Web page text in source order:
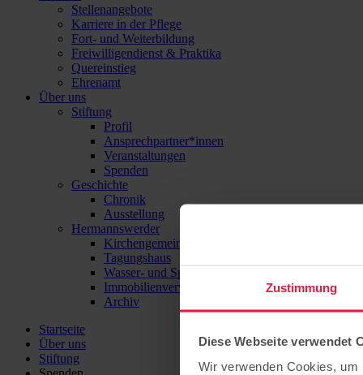
Zustimmung
Diese Webseite verwendet
Wir verwenden Cookies,
Stellenangebote
Karriere in der Pflege
Fort- und Weiterbildung
Freiwilligendienst & Praktika
Quereinstieg
Ehrenamt
Über uns
Stiftung
Profil
Ansprechpartner*innen
Veranstaltungen
Spenden
Geschichte
Chronik
Ausstellung
Hermannswerder
Kirchengemeinde
Tagungshaus
Wasser- und Sport-Zentrum Hermannswerder
Immobilienverwaltung
Archiv
Startseite
Über uns
Stiftung